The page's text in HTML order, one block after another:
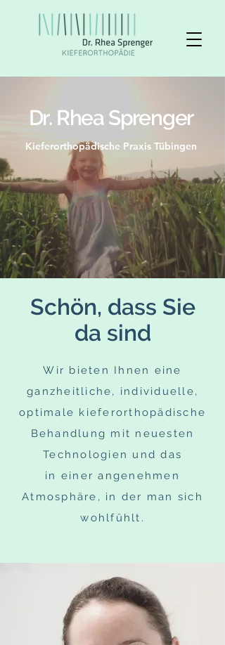
Dr. Rhea Sprenger
Kieferorthopädische Praxis Tübingen
Schön, dass Sie
da sind
Wir bieten Ihnen eine
ganzheitliche, individuelle,
optimale kieferorthopädische
Behandlung mit neuesten
Technologien und das
in einer angenehmen
Atmosphäre, in der man sich
wohlfühlt.